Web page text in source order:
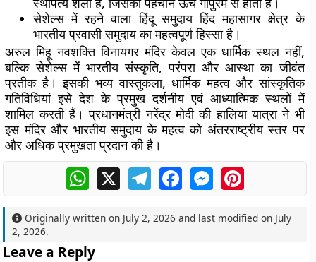
सेशेल्स में रहने वाला हिंदू समुदाय हिंद महासागर क्षेत्र के
भारतीय प्रवासी समुदाय का महत्वपूर्ण हिस्सा है।
अरुल मिहू नवशक्ति विनायगर मंदिर केवल एक धार्मिक स्थल नहीं,
बल्कि सेशेल्स में भारतीय संस्कृति, परंपरा और आस्था का जीवंत
प्रतीक है। इसकी भव्य वास्तुकला, धार्मिक महत्व और सांस्कृतिक
गतिविधियां इसे देश के प्रमुख दर्शनीय एवं आध्यात्मिक स्थलों में
शामिल करती हैं। प्रधानमंत्री नरेंद्र मोदी की हालिया यात्रा ने भी
इस मंदिर और भारतीय समुदाय के महत्व को अंतरराष्ट्रीय स्तर पर
और अधिक प्रमुखता प्रदान की है।
WhatsApp
X TelegramFacebookMessengerPinterest
Originally written on July 2, 2026 and last modified on July
2, 2026.
Leave a Reply